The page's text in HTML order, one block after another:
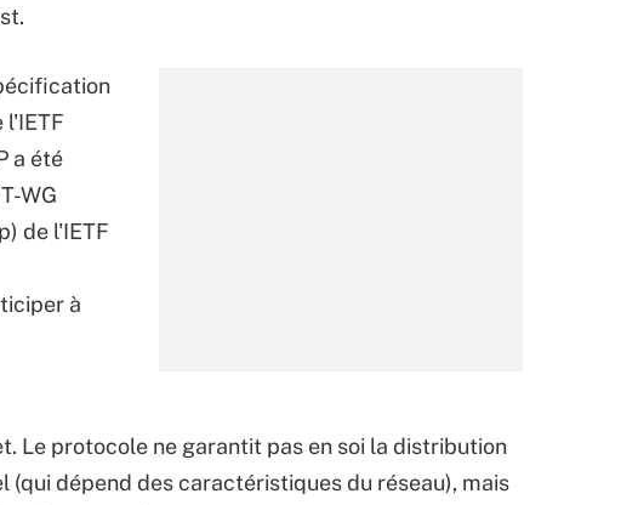
l'IETF
a été
WG
de l'IETF
à
Le protocole ne garantit pas en soi la distribution
(qui dépend des caractéristiques du réseau), mais